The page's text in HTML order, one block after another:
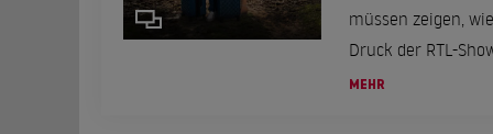
müssen zeigen,
Druck der RTL-
MEHR